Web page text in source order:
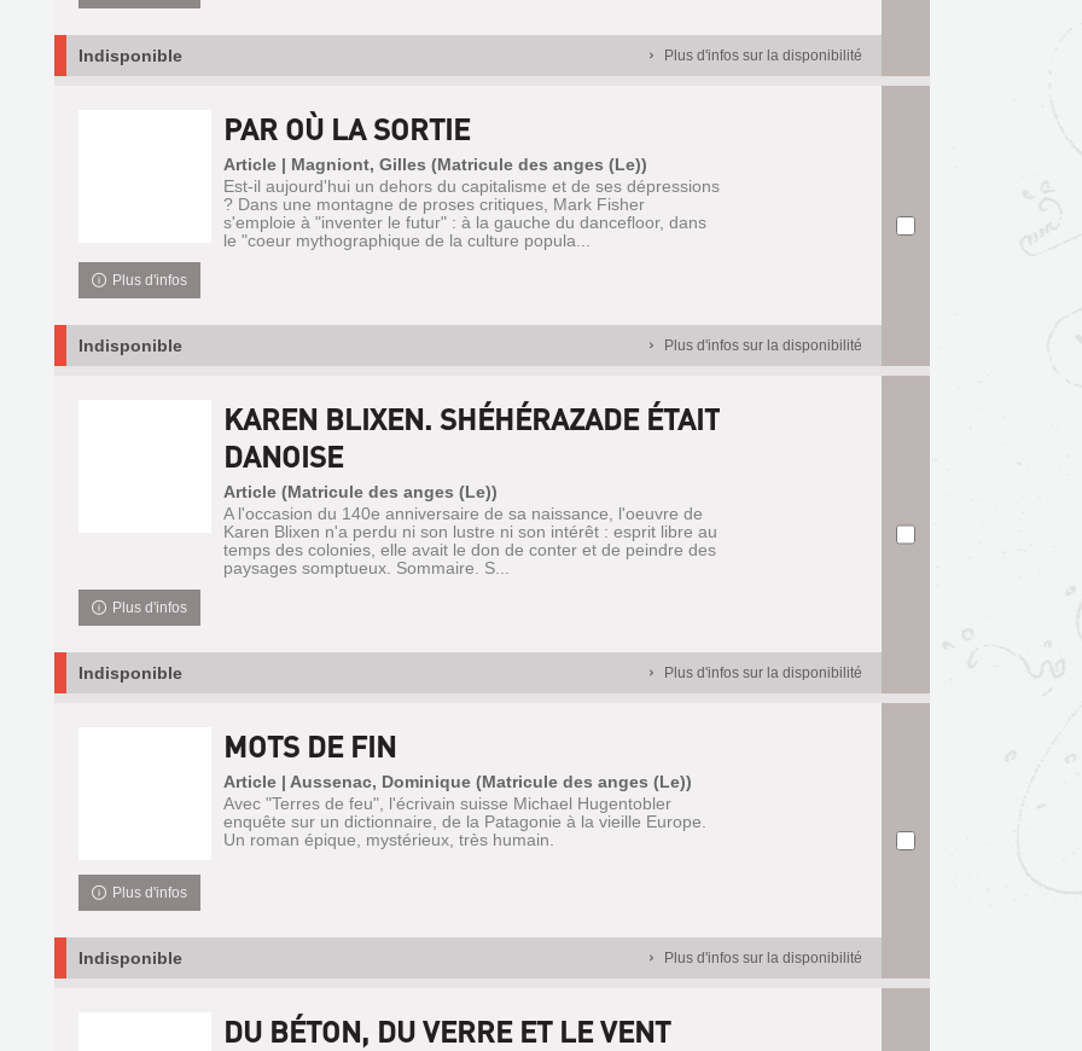
Indisponible Plus d'infos sur la disponibilité
PAR OÙ LA SORTIE
Article | Magniont, Gilles (Matricule des anges (Le))
Est-il aujourd'hui un dehors du capitalisme et de ses dépressions
? Dans une montagne de proses critiques, Mark Fisher
s'emploie à "inventer le futur" : à la gauche du dancefloor, dans
le "coeur mythographique de la culture popula...
Plus d'infos
Indisponible Plus d'infos sur la disponibilité
KAREN BLIXEN. SHÉHÉRAZADE ÉTAIT
DANOISE
Article (Matricule des anges (Le))
A l'occasion du 140e anniversaire de sa naissance, l'oeuvre de
Karen Blixen n'a perdu ni son lustre ni son intérêt : esprit libre au
temps des colonies, elle avait le don de conter et de peindre des
paysages somptueux. Sommaire. S...
Plus d'infos
Indisponible Plus d'infos sur la disponibilité
MOTS DE FIN
Article | Aussenac, Dominique (Matricule des anges (Le))
Avec "Terres de feu", l'écrivain suisse Michael Hugentobler
enquête sur un dictionnaire, de la Patagonie à la vieille Europe.
Un roman épique, mystérieux, très humain.
Plus d'infos
Indisponible Plus d'infos sur la disponibilité
DU BÉTON, DU VERRE ET LE VENT